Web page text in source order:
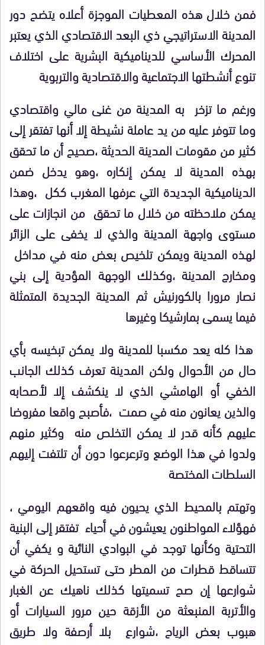
فمن خلال هذه المعطيات الموجزة أعلاه يتضح دور
المدينة الاستراتيجي ذي البعد الاقتصادي الذي يعتبر
المحرك الأساسي للديناميكية البشرية على اختلاف
تنوع أنشطتها الاجتماعية والاقتصادية والتربوية
ورغم ما تزخر به المدينة من غنى مالي واقتصادي
وما تتوفر عليه من يد عاملة نشيطة إلا أنها تفتقر إلى
كثير من مقومات المدينة الحديثة ،صحيح أن ما تحقق
بهذه المدينة لا يمكن إنكاره ،وهو يدخل ضمن
الديناميكية الجديدة التي عرفها المغرب ككل ،وهذا
يمكن ملاحظته من خلال ما تحقق من انجازات على
مستوى واجهة المدينة والذي لا يخفى على الزائر
لهذه المدينة ويمكن تلخيص بعض منه في مداخل
ومخارج المدينة ،وكذلك الوجهة المؤدية إلى بني
نصار مرورا بالكورنيش ثم المدينة الجديدة المتمثلة
فيما يسمى بمارشيكا وغيرها
هذا كله يعد مكسبا للمدينة ولا يمكن تبخيسه بأي
حال من الأحوال ولكن المدينة تعرف كذلك الجانب
الخفي أو الهامشي الذي لا ينكشف إلا لأصحابه
والذين يعانون منه في صمت ،فأصبح واقعا مفروضا
عليهم كأنه قدر لا يمكن التخلص منه وكثير منهم
ولدوا في هذا الوضع وترعرعوا دون أن تلتفت إليهم
السلطات المختصة
وتهتم بالمحيط الذي يحيون فيه واقعهم اليومي ،
فهؤلاء المواطنون يعيشون في أحياء تفتقر إلى البنية
التحتية وكأنها توجد في البوادي النائية و يكفي أن
تتساقط قطرات من المطر حتى تستحيل الحركة في
شوارعها إن صح تسميتها كذلك ناهيك عن الغبار
والأتربة المنبعثة من الأزقة حين مرور السيارات أو
هبوب بعض الرياح ،شوارع بلا أرصفة ولا طريق